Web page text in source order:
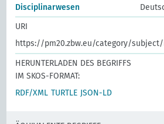
Disciplinarwesen
URI
https://pm20.zbw.eu/category/subject/
HERUNTERLADEN DES BEGRIFFS
IM SKOS-FORMAT:
RDF/XML TURTLE JSON-LD